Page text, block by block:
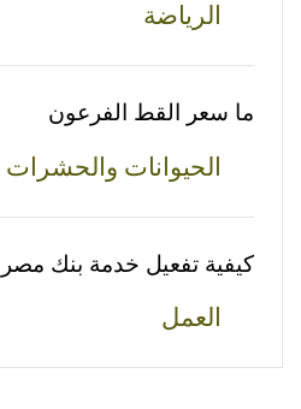
الرياضة
ما سعر القط الفرعون
الحيوانات والحشرات
كيفية تفعيل خدمة بنك مصر
العمل